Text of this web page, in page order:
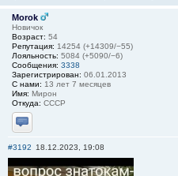
Morok
Новичок
Возраст: 54
Репутация: 14254 (+14309/−55)
Лояльность: 5084 (+5090/−6)
Сообщения: 3338
Зарегистрирован: 06.01.2013
С нами: 13 лет 7 месяцев
Имя: Мирон
Откуда: СССР
Отправить личное сообщение
#3192 18.12.2023, 19:08